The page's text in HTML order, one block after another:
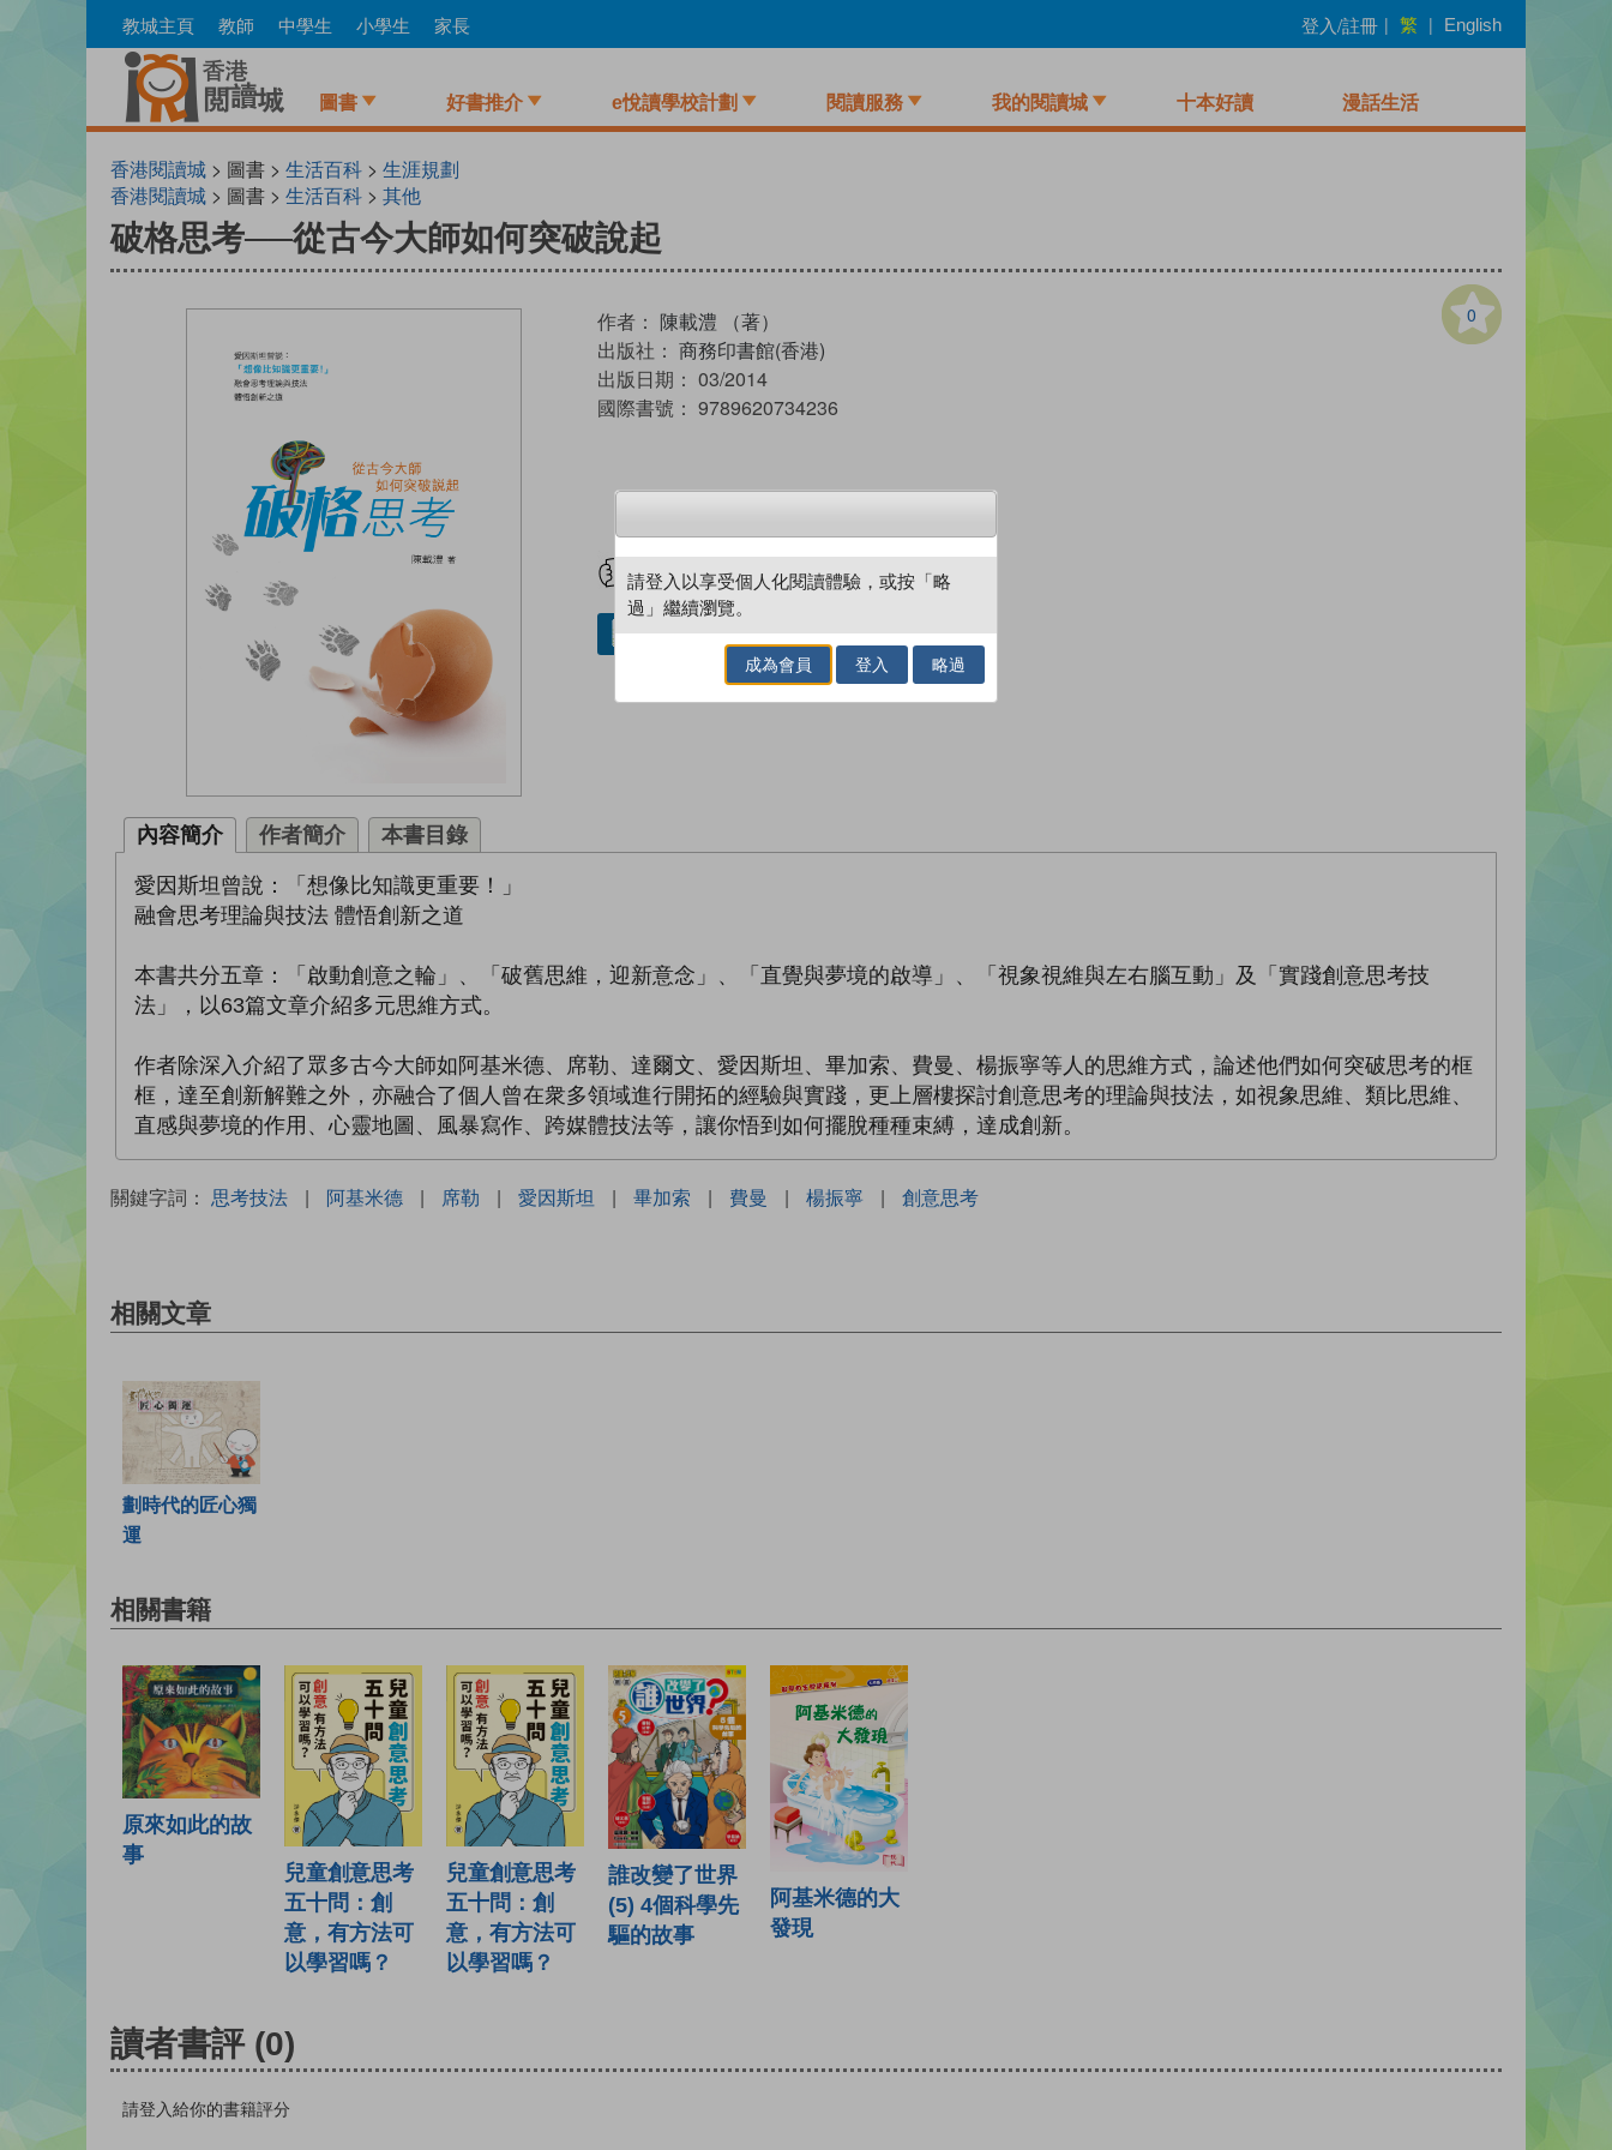
to
教城主頁 教師 中學生 小學生 家長 登入/註冊 | 繁 | English
圖書 好書推介 e悅讀學校計劃 閱讀服務 我的閱讀城 十本好讀 漫話生活
香港閱讀城 > 圖書 > 生活百科 > 生涯規劃
香港閱讀城 > 圖書 > 生活百科 > 其他
破格思考──從古今大師如何突破說起
0
作者： 陳載澧 （著）
出版社： 商務印書館(香港)
出版日期： 03/2014
國際書號： 9789620734236
試閲 加入閱讀紀錄
借閱實體書
內容簡介 作者簡介 本書目錄
愛因斯坦曾說：「想像比知識更重要！」
融會思考理論與技法 體悟創新之道
本書共分五章：「啟動創意之輪」、「破舊思維，迎新意念」、「直覺與夢境的啟導」、「視象視維與左右腦互動」及「實踐創意思考技
法」，以63篇文章介紹多元思維方式。
作者除深入介紹了眾多古今大師如阿基米德、席勒、達爾文、愛因斯坦、畢加索、費曼、楊振寧等人的思維方式，論述他們如何突破思考的框
框，達至創新解難之外，亦融合了個人曾在衆多領域進行開拓的經驗與實踐，更上層樓探討創意思考的理論與技法，如視象思維、類比思維、
直感與夢境的作用、心靈地圖、風暴寫作、跨媒體技法等，讓你悟到如何擺脫種種束縛，達成創新。
關鍵字詞： 思考技法 | 阿基米德 | 席勒 | 愛因斯坦 | 畢加索 | 費曼 | 楊振寧 | 創意思考
相關文章
劃時代的匠心獨
運
相關書籍
原來如此的故
事
兒童創意思考
五十問：創
意，有方法可
以學習嗎？
兒童創意思考
五十問：創
意，有方法可
以學習嗎？
誰改變了世界
(5) 4個科學先
驅的故事
阿基米德的大
發現
讀者書評 (0)
請登入給你的書籍評分
請登入以享受個人化閱讀體驗，或按「略
過」繼續瀏覽。
成為會員 登入 略過